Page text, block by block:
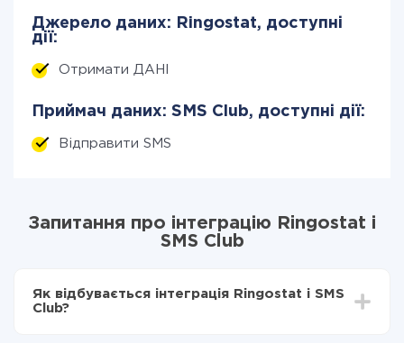
Джерело даних: Ringostat, доступні
дії:
Отримати ДАНІ
Приймач даних: SMS Club, доступні дії:
Відправити SMS
Запитання про інтеграцію Ringostat і
SMS Club
Як відбувається інтеграція Ringostat і SMS
Club?